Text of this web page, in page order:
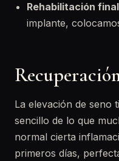
Rehabilitación
implante,
La elevación de seno
sencillo de lo que
normal cierta
primeros días,